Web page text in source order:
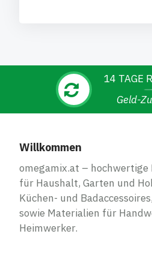
14 TAGE
Geld-
Willkommen
omegamix.at – hochwertige
für Haushalt, Garten und
Küchen- und
sowie Materialien für
Heimwerker.